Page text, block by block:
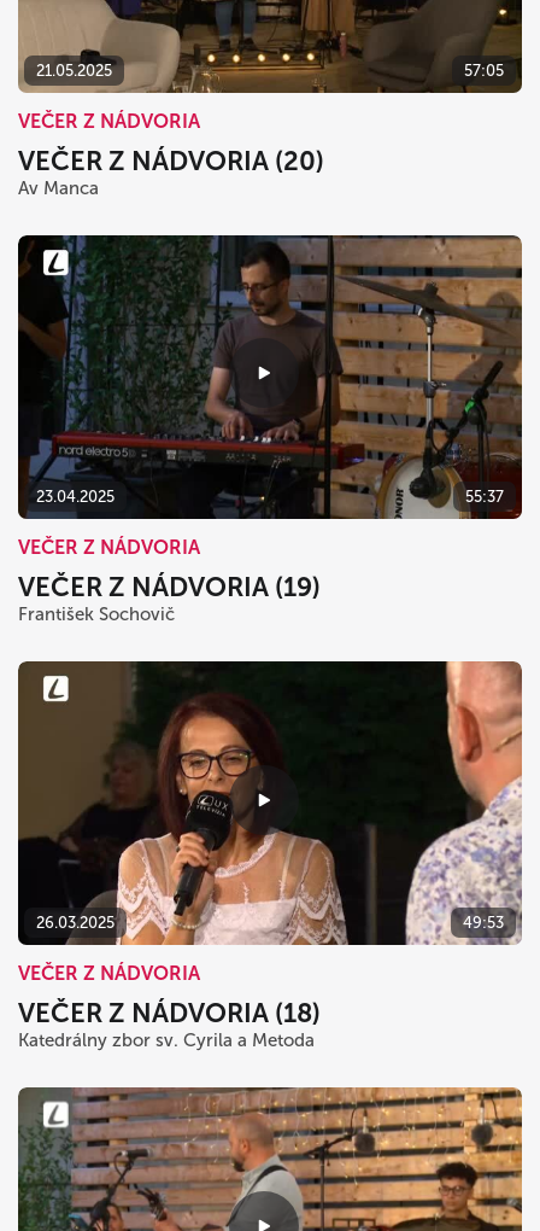
21.05.2025 57:05
VEČER Z NÁDVORIA
VEČER Z NÁDVORIA (20)
Av Manca
23.04.2025 55:37
VEČER Z NÁDVORIA
VEČER Z NÁDVORIA (19)
František Sochovič
26.03.2025 49:53
VEČER Z NÁDVORIA
VEČER Z NÁDVORIA (18)
Katedrálny zbor sv. Cyrila a Metoda